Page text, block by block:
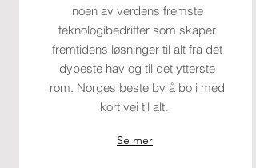
noen av verdens fremste
teknologibedrifter som skaper
fremtidens løsninger til alt fra det
dypeste hav og til det ytterste
rom. Norges beste by å bo i med
kort vei til alt.
Se mer